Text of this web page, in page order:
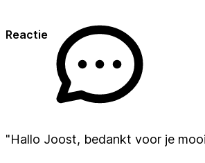
Reactie
"Hallo Joost, bedankt voor je